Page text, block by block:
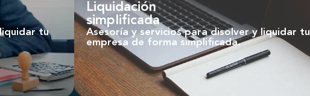
tu
Liquidación
simplificada
Asesoría y servicios para disolver y liquidar tu
empresa de forma simplificada.